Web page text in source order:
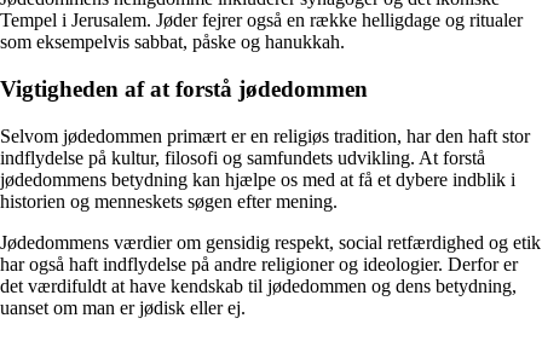
Tempel i Jerusalem. Jøder fejrer også en række helligdage og ritualer
som eksempelvis sabbat, påske og hanukkah.
Vigtigheden af at forstå jødedommen
Selvom jødedommen primært er en religiøs tradition, har den haft stor
indflydelse på kultur, filosofi og samfundets udvikling. At forstå
jødedommens betydning kan hjælpe os med at få et dybere indblik i
historien og menneskets søgen efter mening.
Jødedommens værdier om gensidig respekt, social retfærdighed og etik
har også haft indflydelse på andre religioner og ideologier. Derfor er
det værdifuldt at have kendskab til jødedommen og dens betydning,
uanset om man er jødisk eller ej.